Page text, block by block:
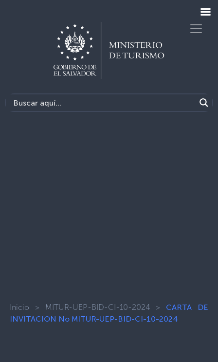
Inicio > MITUR-UEP-BID-CI-10-2024 > CARTA DE
INVITACION No MITUR-UEP-BID-CI-10-2024